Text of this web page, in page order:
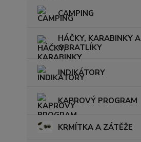
CAMPING
HÁČKY, KARABINKY A
OBRATLÍKY
INDIKÁTORY
KAPROVÝ PROGRAM
KRMÍTKA A ZÁTĚŽE